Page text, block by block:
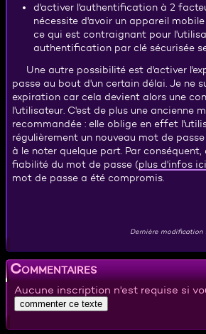
d'activer l'authentification à 2
nécessite d'avoir un appareil
ce qui est contraignant pour
authentification par clé sécurisée
Une autre possibilité est d'activer
passe au bout d'un certain délai. Je ne
expiration car cela devient alors une
l'utilisateur. C'est de plus une ancienne
recommandée : elle oblige en effet
régulièrement un nouveau mot de
à le noter quelque part. Par
fiabilité du mot de passe (plus d'infos ici
mot de passe a été compromis.
Dernière modification
Commentaires
Aucune inscription n'est requise si